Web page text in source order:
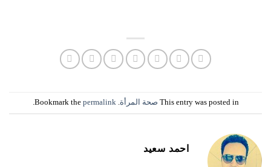
This entry was posted in صحة المرأة. Bookmark the
permalink
.
احمد سعيد